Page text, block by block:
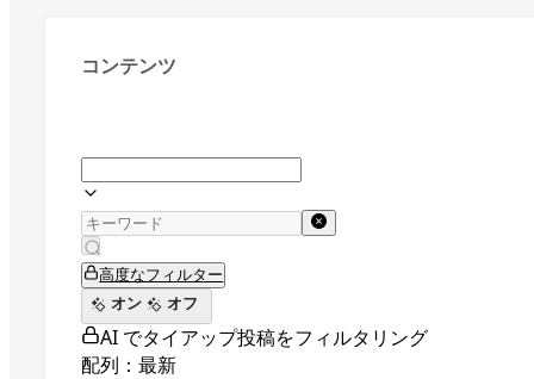
コンテンツ
高度なフィルター
オン
オフ
AI でタイアップ投稿をフィルタリング
配列：最新